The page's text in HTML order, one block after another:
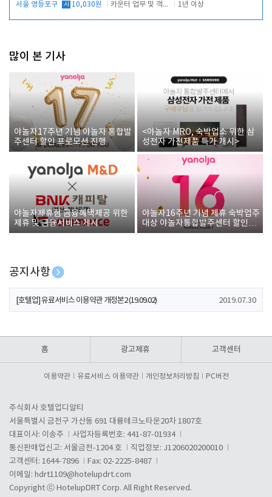
서울 영등포구 시 10,030원 카운터 업무 및 객실관리(청소상태 확인, 객실판매) 1년 이상
많이 본 기사
야놀자17주년 기념 야놀자 통합발
주센터 할인 프로모션 진행
<야놀자 MRO, 숙박업소 위한 삼
성전자 가전제품 특가 개시>
야놀자제휴점 금융혜택제공 위한
제휴 및 금융서비스 게시
야놀자16주년 기념 제휴 숙박업주
대상 야놀자통합발주센터 할인쿠
폰 증정
공지사항
[호텔업] 개인정보 처리방침 개정본1 (19.09.02)
[호텔업] 유료서비스 이용약관 개정본2 (19.09.02) 2019.07.30
홈 광고제휴 고객센터
이용약관 유료서비스 이용약관 개인정보처리방침 PC버전
주식회사 호텔업디알티
서울특별시 금천구 가산동 691 대륭테크노타운20차 1807호
대표이사: 이송주
사업자등록번호: 441-87-01934
통신판매업신고: 서울금천-1204 호
직업정보: J1206020200010
고객센터: 1644-7896
Fax: 02-2225-8487
이메일: hdrt1109@hotelupdrt.com
Copyright ⓒ HotelupDRT Corp. All Right Reserved.